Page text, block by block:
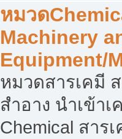
หมวด
Machinery
Equipment/
หมวดสารเคมี
สำอาง นำเข้
Chemical สาร